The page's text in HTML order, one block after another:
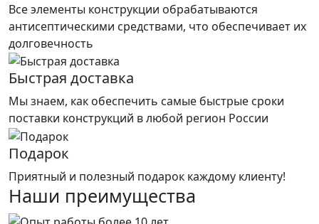
Все элементы конструкции обрабатываются
антисептическими средствами, что обеспечивает их
долговечность
Быстрая доставка
Мы знаем, как обеспечить самые быстрые сроки
поставки конструкций в любой регион России
Подарок
Приятный и полезный подарок каждому клиенту!
Наши преимущества